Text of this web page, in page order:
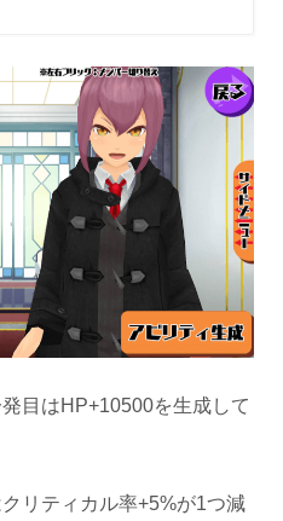
目はHP+10500を生成して
リティカル率+5%が1つ減